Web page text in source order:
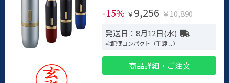
-15% ￥ 9,256 ￥10,890
発送日：8月12日(水)
宅配便コンパクト（手渡し）
商品詳細・ご注文